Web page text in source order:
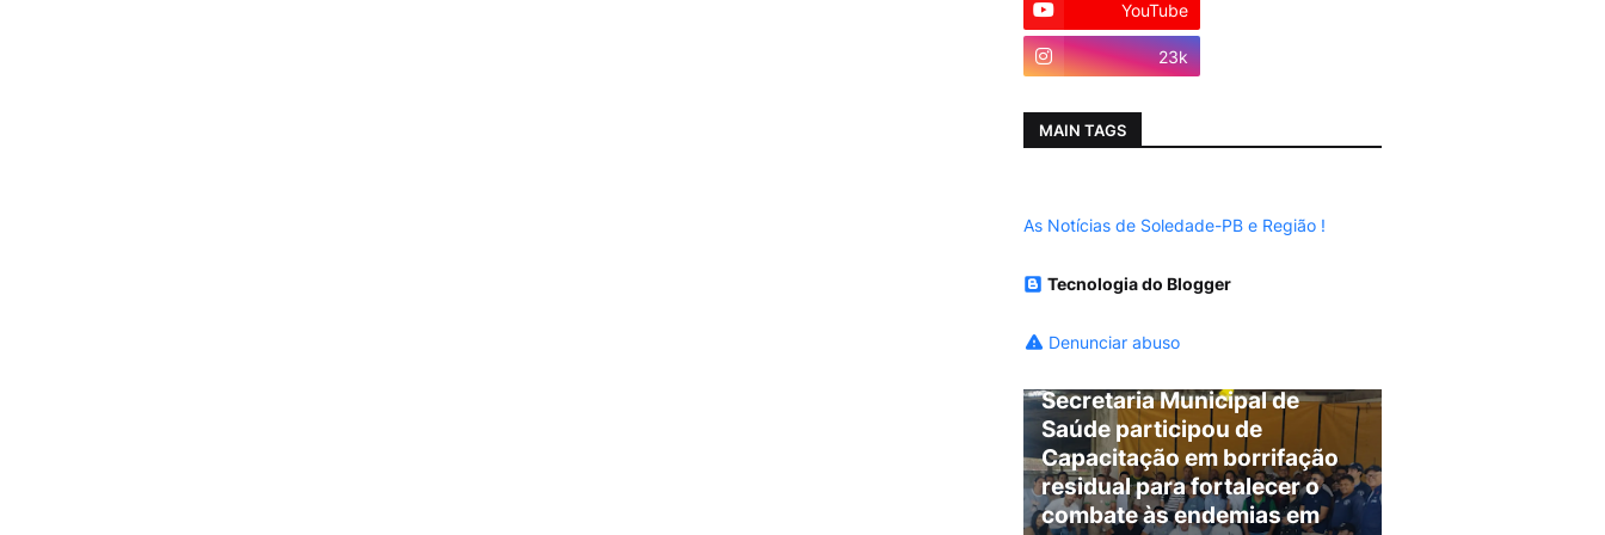
YouTube
23k
MAIN TAGS
As Notícias de Soledade-PB e Região !
Tecnologia do Blogger
Denunciar abuso
Secretaria Municipal de
Saúde participou de
Capacitação em borrifação
residual para fortalecer o
combate às endemias em